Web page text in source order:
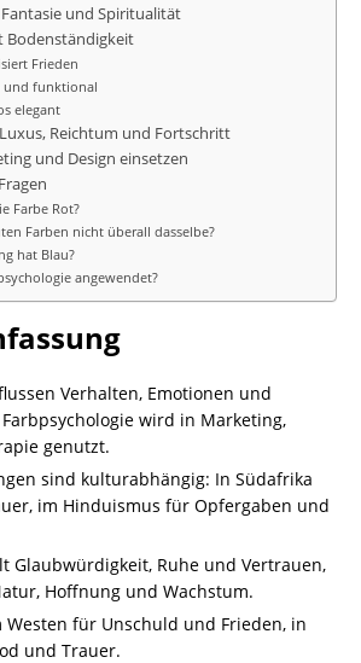
und Spiritualität
Bodenständigkeit
Frieden
und funktional
elegant
Reichtum und Fortschritt
und Design einsetzen
Farbe Rot?
Farben nicht überall dasselbe?
hat Blau?
angewendet?
Verhalten, Emotionen und
wird in Marketing,
genutzt.
sind kulturabhängig: In Südafrika
im Hinduismus für Opfergaben und
Glaubwürdigkeit, Ruhe und Vertrauen,
Hoffnung und Wachstum.
Westen für Unschuld und Frieden, in
und Trauer.